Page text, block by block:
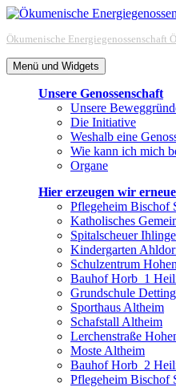
Zum
springen
Ökumenische Energiegenossenschaft
Menü und Widgets
Unsere Genossenschaft
Unsere
Die Initiative
Weshalb eine
Wie kann ich mich
Organe
Hier erzeugen wir
Pflegeheim Bischof
Katholisches
Spitalscheuer
Kindergarten
Schulzentrum
Bauhof Horb_1
Grundschule
Sporthaus Altheim
Schafstall Altheim
Lerchenstraße
Moste Altheim
Bauhof Horb_2
Pflegeheim Bischof